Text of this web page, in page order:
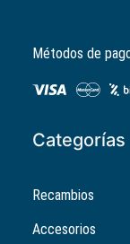
Métodos de
Categorías
Recambios
Accesorios